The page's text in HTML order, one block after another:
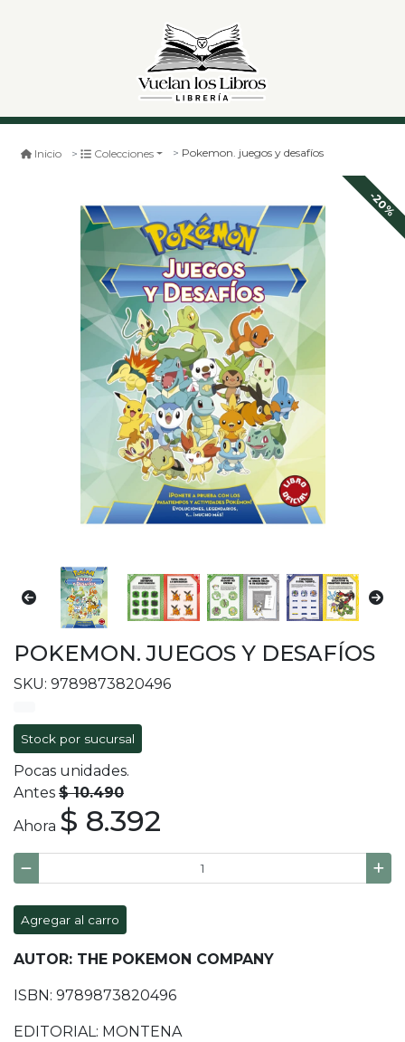
Inicio Colecciones Pokemon. juegos y desafíos
-20%
POKEMON. JUEGOS Y DESAFÍOS
SKU: 9789873820496
Stock por sucursal
Pocas unidades.
Antes $ 10.490
Ahora $ 8.392
Agregar al carro
AUTOR: THE POKEMON COMPANY
ISBN: 9789873820496
EDITORIAL: MONTENA